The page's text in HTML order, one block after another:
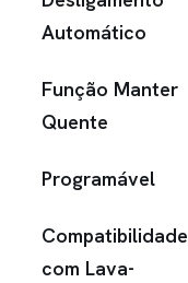
Automático
Função Manter
Quente
Programável
Compatibilidade
com Lava-